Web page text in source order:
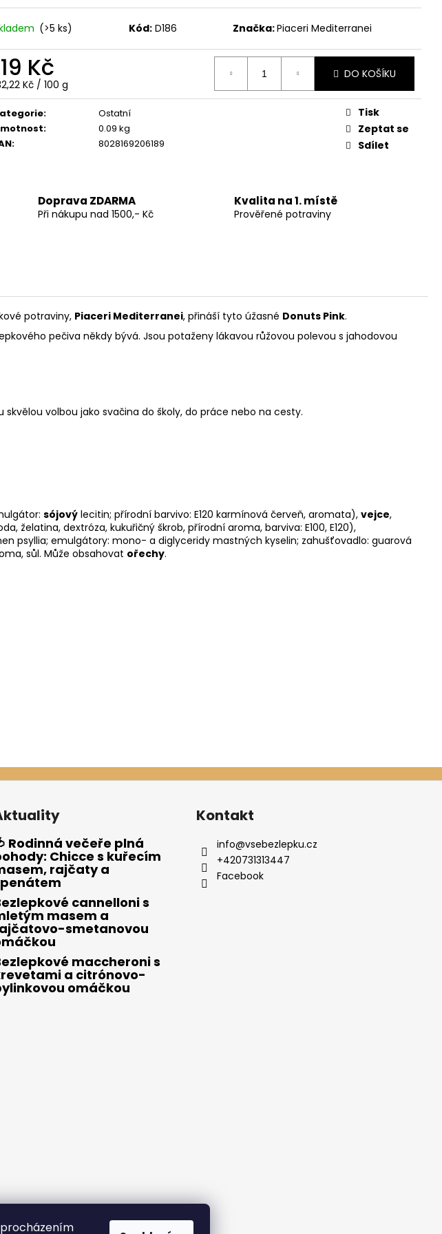
(>5 ks) Kód: D186 Značka:Piaceri Mediterranei
Kč
Kč / 100 g
DO KOŠÍKU
:
Ostatní
:
0.09 kg
: 8028169206189
Tisk
Zeptat se
Sdílet
Doprava ZDARMA
Při nákupu nad 1500,- Kč
Kvalita na 1. místě
Prověřené potraviny
potraviny, Piaceri Mediterranei, přináší tyto úžasné Donuts Pink.
pečiva někdy bývá. Jsou potaženy lákavou růžovou polevou s jahodovou
volbou jako svačina do školy, do práce nebo na cesty.
sójový lecitin; přírodní barvivo: E120 karmínová červeň, aromata), vejce,
želatina, dextróza, kukuřičný škrob, přírodní aroma, barviva: E100, E120),
psyllia; emulgátory: mono- a diglyceridy mastných kyselin; zahušťovadlo: guarová
sůl. Může obsahovat ořechy.
Následující
BEZ
PIACERI MEDITERRANEI BEZLEPKOVÉ
ZMRZLINOVÝ KORNOUTEK 22G (1KS)
29 Kč
Rodinná večeře plná
Chicce s kuřecím
rajčaty a
cannelloni s
masem a
smetanovou
maccheroni s
a citrónovo-
omáčkou
Kontakt
info@vsebezlepku.cz
+420731313447
Facebook